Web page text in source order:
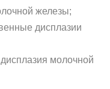
железы;
дисплазии
молочной